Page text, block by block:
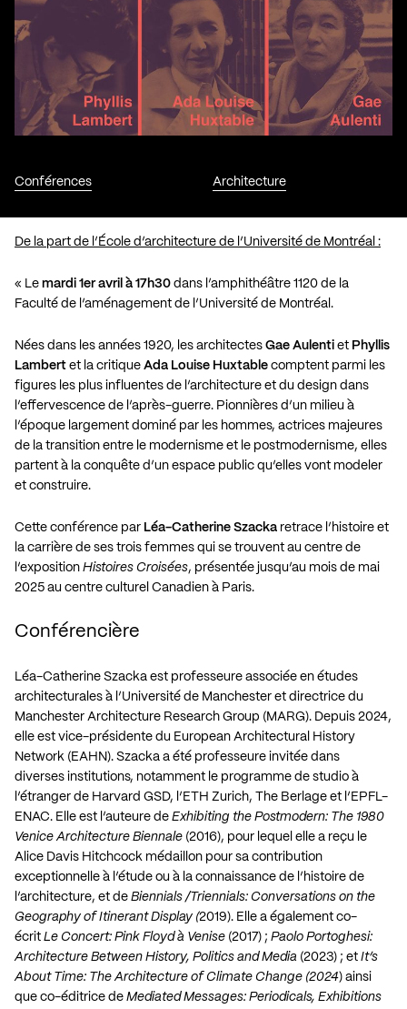
Conférences Architecture
De la part de l’École d’architecture de l’Université de Montréal :
« Le mardi 1er avril à 17h30 dans l’amphithéâtre 1120 de la
Faculté de l’aménagement de l’Université de Montréal.
Nées dans les années 1920, les architectes Gae Aulenti et Phyllis
Lambert et la critique Ada Louise Huxtable comptent parmi les
figures les plus influentes de l’architecture et du design dans
l’effervescence de l’après-guerre. Pionnières d’un milieu à
l’époque largement dominé par les hommes, actrices majeures
de la transition entre le modernisme et le postmodernisme, elles
partent à la conquête d’un espace public qu’elles vont modeler
et construire.
Cette conférence par Léa-Catherine Szacka retrace l’histoire et
la carrière de ses trois femmes qui se trouvent au centre de
l’exposition Histoires Croisées, présentée jusqu’au mois de mai
2025 au centre culturel Canadien à Paris.
Conférencière
Léa-Catherine Szacka est professeure associée en études
architecturales à l’Université de Manchester et directrice du
Manchester Architecture Research Group (MARG). Depuis 2024,
elle est vice-présidente du European Architectural History
Network (EAHN). Szacka a été professeure invitée dans
diverses institutions, notamment le programme de studio à
l’étranger de Harvard GSD, l’ETH Zurich, The Berlage et l’EPFL-
ENAC. Elle est l’auteure de Exhibiting the Postmodern: The 1980
Venice Architecture Biennale (2016), pour lequel elle a reçu le
Alice Davis Hitchcock médaillon pour sa contribution
exceptionnelle à l’étude ou à la connaissance de l’histoire de
l’architecture, et de Biennials /Triennials: Conversations on the
Geography of Itinerant Display (2019). Elle a également co-
écrit Le Concert: Pink Floyd à Venise (2017) ; Paolo Portoghesi:
Architecture Between History, Politics and Media (2023) ; et It’s
About Time: The Architecture of Climate Change (2024) ainsi
que co-éditrice de Mediated Messages: Periodicals, Exhibitions